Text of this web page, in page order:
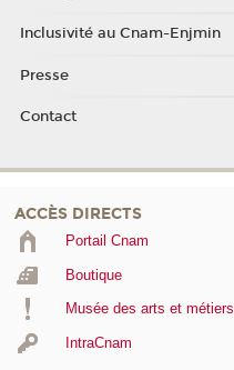
Inclusivité au Cnam-Enjmin
Presse
Contact
ACCÈS DIRECTS
Portail Cnam
Boutique
Musée des arts et métiers
IntraCnam